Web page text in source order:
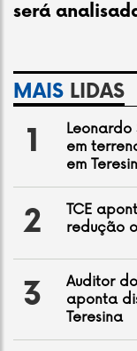
será
MAIS LIDAS
1
Leonardo
em
em
2
TCE
redução
3
Auditor
aponta
Teresina